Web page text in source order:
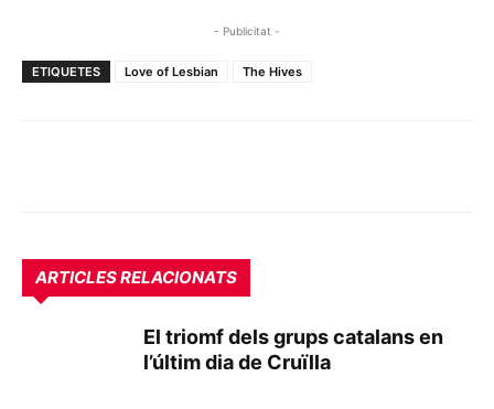
- Publicitat -
ETIQUETES Love of Lesbian The Hives
ARTICLES RELACIONATS
El triomf dels grups catalans en
l’últim dia de Cruïlla